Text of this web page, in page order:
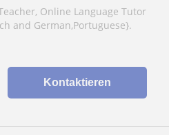
Online Language Tutor
and German,Portuguese}.
Kontaktieren